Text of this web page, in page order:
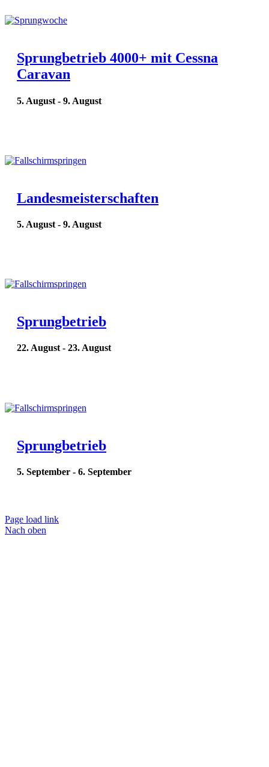
Sprungbetrieb 4000+ mit Cessna
Caravan
5. August - 9. August
Landesmeisterschaften
5. August - 9. August
Sprungbetrieb
22. August - 23. August
Sprungbetrieb
5. September - 6. September
Page load link
Nach oben